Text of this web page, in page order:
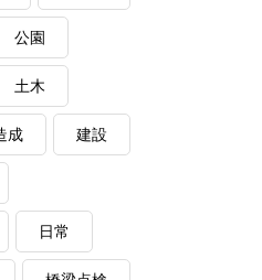
公園
土木
成 建設
日常